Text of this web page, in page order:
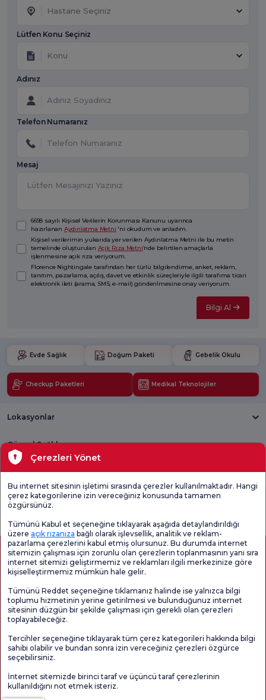
Hastane Seçiniz
Lütfen Konu Seçiniz
Konu
Adınız
Telefon Numaranız
Mesaj
6698 sayılı Kişisel Verilerin Korunması Kanunu uyarınca
hazırlanan Aydınlatma Metni 'ni okudum ve anladım.
Kişisel verilerimin yukarıda yer verilen Aydınlatma Metni ile bu metin
temelinde oluşturulan Açık Rıza Metni’nde belirtilen amaçlarla
işlenmesine açık rıza veriyorum.
Florence Nightingale tarafından her türlü bilgilendirme, anket, reklam,
tanıtım, pazarlama, açılış, davet ve etkinlik süreçleriyle ilgili tarafıma ticari
elektronik ileti (arama, SMS, e-mail) gönderilmesine onay veriyorum.
Bilgi Al
Evde Sağlık Doğum Paketi Gebelik Okulu
Checkup Paketleri Medikal Teknolojiler
Lokasyonlar
Güncel Sağlık
Tıbbi Birimler
Genel
Memnuniyet
Sayfa içeriği sadece bilgilendirme amaçlıdır. Tanı ve tedavi için mutlaka
doktorunuza başvurunuz.
@2026 Grup Florence Nightingale Hastaneleri
Editör: Uğurcan Durmuş - 0 549 455 55 46. - Güncelleme Tarihi: 08.08.2026
Çerezleri Yönet
Bu internet sitesinin işletimi sırasında çerezler kullanılmaktadır. Hangi
çerez kategorilerine izin vereceğiniz konusunda tamamen
özgürsünüz.
Tümünü Kabul et seçeneğine tıklayarak aşağıda detaylandırıldığı
üzere açık rızanıza bağlı olarak işlevsellik, analitik ve reklam-
pazarlama çerezlerini kabul etmiş olursunuz. Bu durumda internet
sitemizin çalışması için zorunlu olan çerezlerin toplanmasının yanı sıra
internet sitemizi geliştirmemiz ve reklamları ilgili merkezinize göre
kişiselleştirmemiz mümkün hale gelir.
Tümünü Reddet seçeneğine tıklamanız halinde ise yalnızca bilgi
toplumu hizmetinin yerine getirilmesi ve bulunduğunuz internet
sitesinin düzgün bir şekilde çalışması için gerekli olan çerezleri
toplayabileceğiz.
Tercihler seçeneğine tıklayarak tüm çerez kategorileri hakkında bilgi
sahibi olabilir ve bundan sonra izin vereceğiniz çerezleri özgürce
seçebilirsiniz.
İnternet sitemizde birinci taraf ve üçüncü taraf çerezlerinin
kullanıldığını not etmek isteriz.